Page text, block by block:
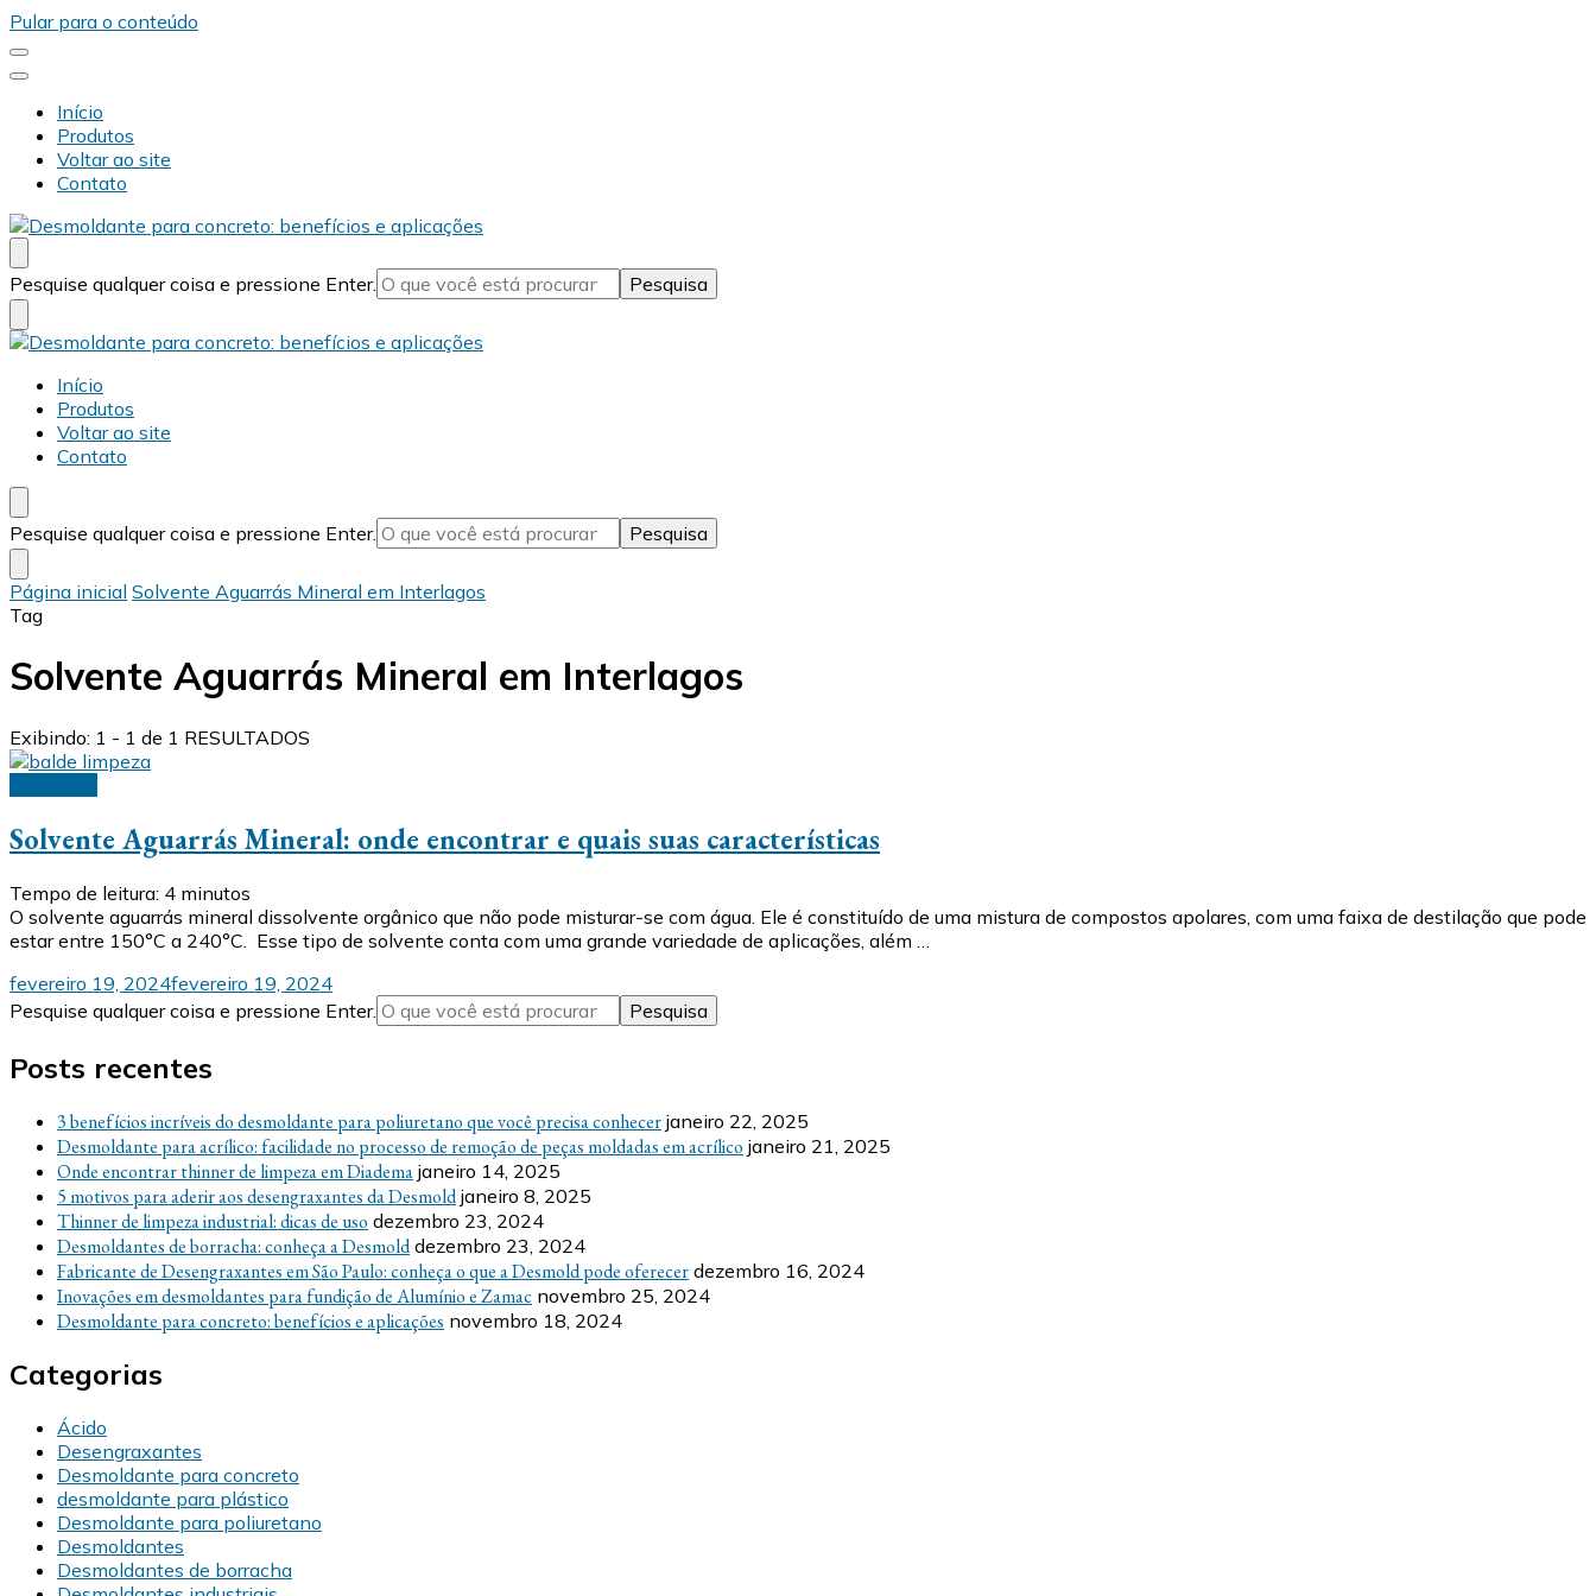
Pular para o conteúdo
Início
Produtos
Voltar ao site
Contato
Desmold
Blog Desmold
Procurando
algo?
Pesquise qualquer coisa e pressione Enter.
Desmold
Blog Desmold
Início
Produtos
Voltar ao site
Contato
Procurando
algo?
Pesquise qualquer coisa e pressione Enter.
Página inicial Solvente Aguarrás Mineral em Interlagos
Tag
Solvente Aguarrás Mineral em Interlagos
Exibindo: 1 - 1 de 1 RESULTADOS
Solvente Aguarrás Mineral: onde encontrar e quais suas características
Tempo de leitura: 4 minutos
O solvente aguarrás mineral dissolvente orgânico que não pode misturar-se com água. Ele é constituído de uma mistura de compostos apolares, com uma faixa de destilação que pode
estar entre 150°C a 240°C. Esse tipo de solvente conta com uma grande variedade de aplicações, além …
fevereiro 19, 2024fevereiro 19, 2024
Procurando
algo?
Pesquise qualquer coisa e pressione Enter.
Posts recentes
3 benefícios incríveis do desmoldante para poliuretano que você precisa conhecer janeiro 22, 2025
Desmoldante para acrílico: facilidade no processo de remoção de peças moldadas em acrílico janeiro 21, 2025
Onde encontrar thinner de limpeza em Diadema janeiro 14, 2025
5 motivos para aderir aos desengraxantes da Desmold janeiro 8, 2025
Thinner de limpeza industrial: dicas de uso dezembro 23, 2024
Desmoldantes de borracha: conheça a Desmold dezembro 23, 2024
Fabricante de Desengraxantes em São Paulo: conheça o que a Desmold pode oferecer dezembro 16, 2024
Inovações em desmoldantes para fundição de Alumínio e Zamac novembro 25, 2024
Desmoldante para concreto: benefícios e aplicações novembro 18, 2024
Categorias
Ácido
Desengraxantes
Desmoldante para concreto
desmoldante para plástico
Desmoldante para poliuretano
Desmoldantes
Desmoldantes de borracha